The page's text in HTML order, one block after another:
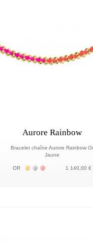
Aurore Rainbow
Bracelet chaîne Aurore Rainbow Or
Jaune
OR Жёлтое золото 18К
Белое золото 18К
Розовое золото
1 140,00 €